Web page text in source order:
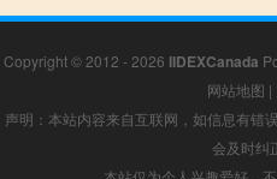
Copyright © 2012 - 2026 IIDEXCanada
网站地图 |
声明：本站内容来自互联网，如信息有错
会及时纠